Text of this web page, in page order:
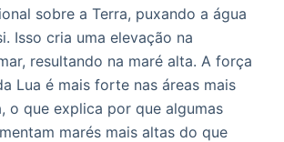
sobre a Terra, puxando a água
Isso cria uma elevação na
resultando na maré alta. A força
Lua é mais forte nas áreas mais
o que explica por que algumas
marés mais altas do que